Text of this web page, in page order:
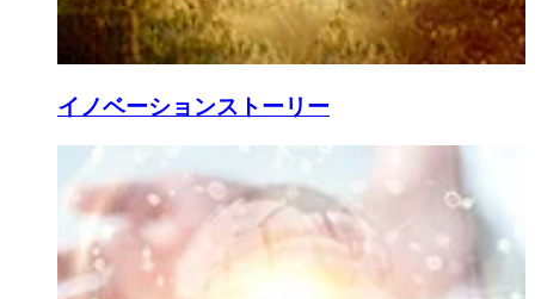
イノベーションストーリー